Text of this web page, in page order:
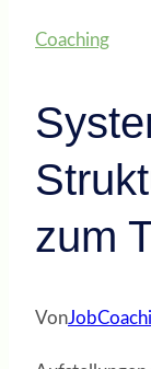
Coaching
zum
Von